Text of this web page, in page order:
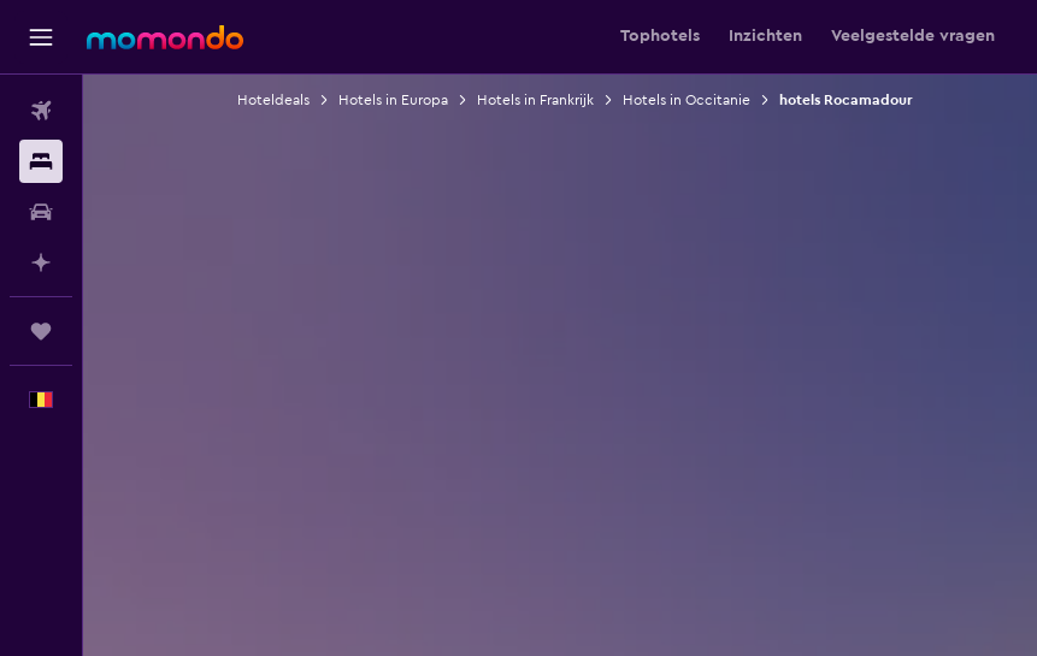
Tophotels Inzichten Veelgestelde vragen
Hoteldeals Hotels in Europa Hotels in Frankrijk Hotels in Occitanie hotels Rocamadour